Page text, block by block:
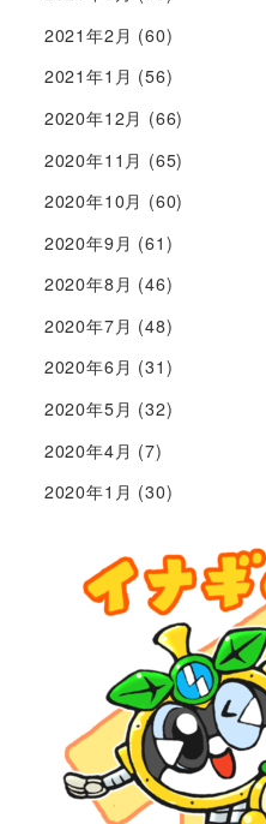
2021年2月 (60)
2021年1月 (56)
2020年12月 (66)
2020年11月 (65)
2020年10月 (60)
2020年9月 (61)
2020年8月 (46)
2020年7月 (48)
2020年6月 (31)
2020年5月 (32)
2020年4月 (7)
2020年1月 (30)